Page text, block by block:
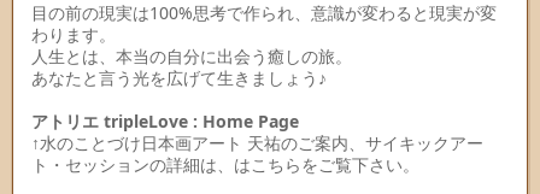
目の前の現実は100%思考で作られ、意識が変わると現実が変
わります。
人生とは、本当の自分に出会う癒しの旅。
あなたと言う光を広げて生きましょう♪
アトリエ tripleLove : Home Page
↑水のことづけ日本画アート 天祐のご案内、サイキックアー
ト・セッションの詳細は、はこちらをご覧下さい。